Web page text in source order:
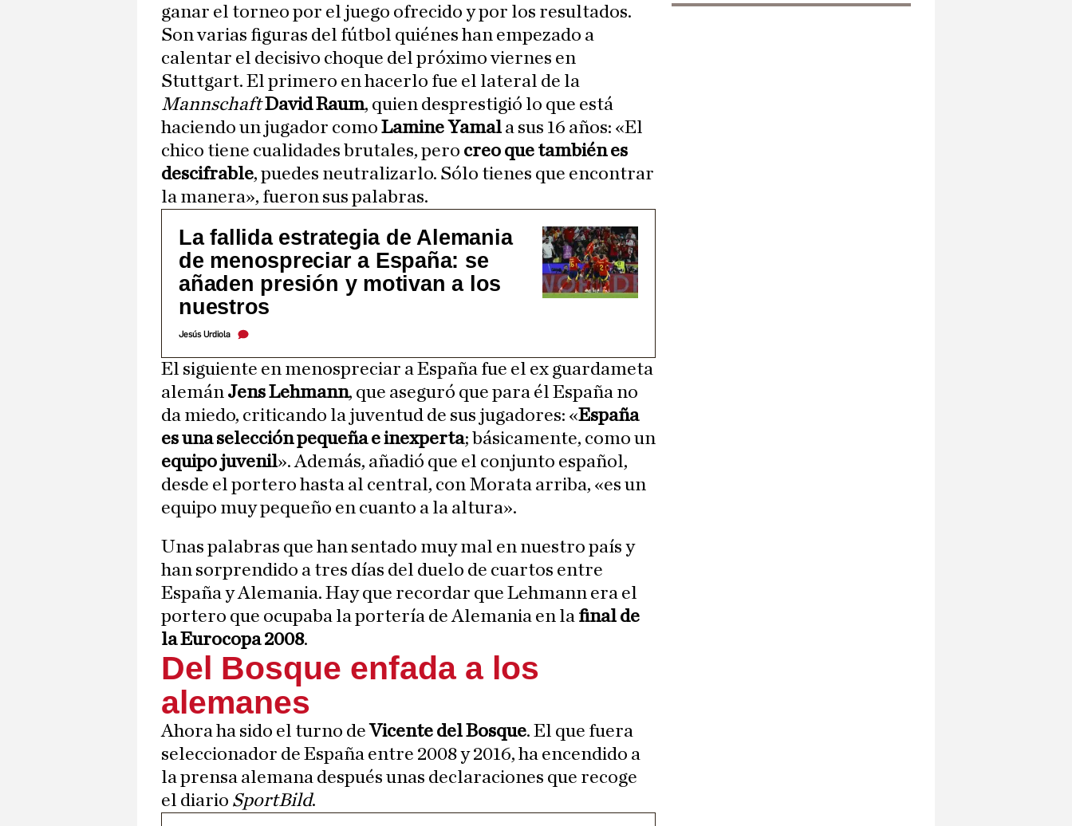
ganar el torneo por el juego ofrecido y por los resultados.
Son varias figuras del fútbol quiénes han empezado a
calentar el decisivo choque del próximo viernes en
Stuttgart. El primero en hacerlo fue el lateral de la
MannschaftDavid Raum, quien desprestigió lo que está
haciendo un jugador como Lamine Yamal a sus 16 años: «El
chico tiene cualidades brutales, pero creo que también es
descifrable, puedes neutralizarlo. Sólo tienes que encontrar
la manera», fueron sus palabras.
La fallida estrategia de Alemania
de menospreciar a España: se
añaden presión y motivan a los
nuestros
Jesús Urdiola
El siguiente en menospreciar a España fue el ex guardameta
alemán Jens Lehmann, que aseguró que para él España no
da miedo, criticando la juventud de sus jugadores: «España
es una selección pequeña e inexperta; básicamente, como un
equipo juvenil». Además, añadió que el conjunto español,
desde el portero hasta al central, con Morata arriba, «es un
equipo muy pequeño en cuanto a la altura».
Unas palabras que han sentado muy mal en nuestro país y
han sorprendido a tres días del duelo de cuartos entre
España y Alemania. Hay que recordar que Lehmann era el
portero que ocupaba la portería de Alemania en la final de
la Eurocopa 2008.
Del Bosque enfada a los
alemanes
Ahora ha sido el turno deVicente del Bosque. El que fuera
seleccionador de España entre 2008 y 2016, ha encendido a
la prensa alemana después unas declaraciones que recoge
el diario SportBild.